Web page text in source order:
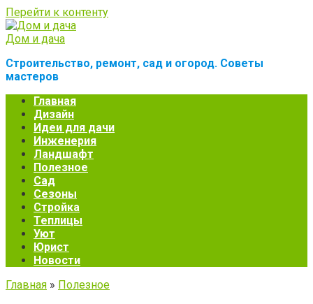
Перейти к контенту
Дом и дача
Строительство, ремонт, сад и огород. Советы
мастеров
Главная
Дизайн
Идеи для дачи
Инженерия
Ландшафт
Полезное
Сад
Сезоны
Стройка
Теплицы
Уют
Юрист
Новости
Главная » Полезное